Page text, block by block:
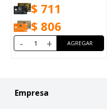
$ 711
$ 806
- +
Empresa